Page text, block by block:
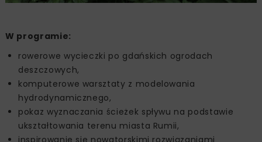
W programie:
rowerowe wycieczki po gdańskich ogrodach
deszczowych,
komputerowe warsztaty z modelowania
hydrodynamicznego,
pokaz wyznaczania ścieżek spływu na podstawie
ukształtowania terenu miasta Rumii,